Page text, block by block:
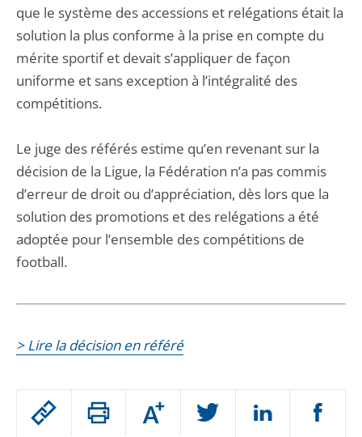
Passer
Augmenter
ou
que le système des accessions et relégations était la
solution la plus conforme à la prise en compte du
mérite sportif et devait s’appliquer de façon
uniforme et sans exception à l’intégralité des
compétitions.
Le juge des référés estime qu’en revenant sur la
décision de la Ligue, la Fédération n’a pas commis
d’erreur de droit ou d’appréciation, dès lors que la
solution des promotions et des relégations a été
adoptée pour l’ensemble des compétitions de
football.
> Lire la décision en référé